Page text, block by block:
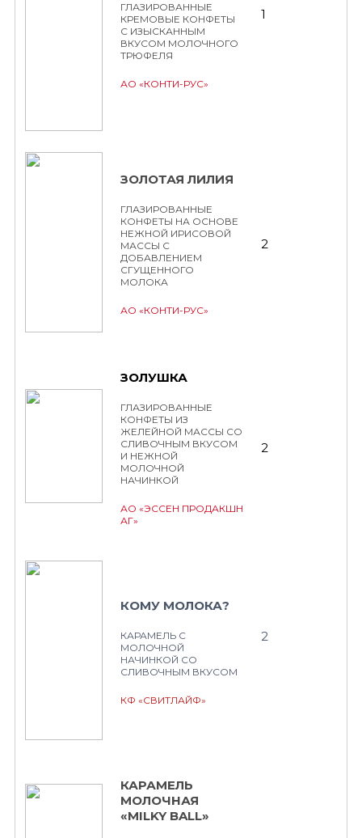
ГЛАЗИРОВАННЫЕ
КРЕМОВЫЕ КОНФЕТЫ
С ИЗЫСКАННЫМ
ВКУСОМ МОЛОЧНОГО
ТРЮФЕЛЯ
АО «КОНТИ-РУС»
1
ЗОЛОТАЯ ЛИЛИЯ
ГЛАЗИРОВАННЫЕ
КОНФЕТЫ НА ОСНОВЕ
НЕЖНОЙ ИРИСОВОЙ
МАССЫ С
ДОБАВЛЕНИЕМ
СГУЩЕННОГО
МОЛОКА
АО «КОНТИ-РУС»
2
ЗОЛУШКА
ГЛАЗИРОВАННЫЕ
КОНФЕТЫ ИЗ
ЖЕЛЕЙНОЙ МАССЫ СО
СЛИВОЧНЫМ ВКУСОМ
И НЕЖНОЙ
МОЛОЧНОЙ
НАЧИНКОЙ
АО «ЭССЕН ПРОДАКШН
АГ»
2
КОМУ МОЛОКА?
КАРАМЕЛЬ С
МОЛОЧНОЙ
НАЧИНКОЙ СО
СЛИВОЧНЫМ ВКУСОМ
КФ «СВИТЛАЙФ»
2
КАРАМЕЛЬ
МОЛОЧНАЯ
«MILKY BALL»